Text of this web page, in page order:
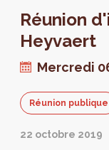
s'est fixée.
Réunion
Heyvaert
Mercredi
Réunion publique
22 octobre 2019